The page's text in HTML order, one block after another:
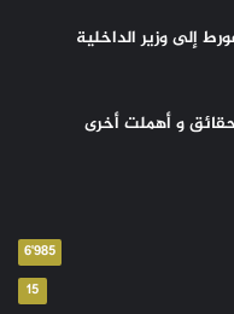
إلى وزير الداخلية
و أهملت أخرى
6٬985
15